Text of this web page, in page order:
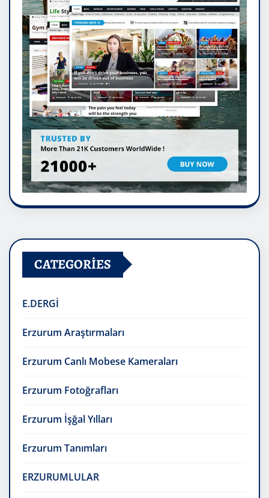
CATEGORIES
E.DERGİ
Erzurum Araştırmaları
Erzurum Canlı Mobese Kameraları
Erzurum Fotoğrafları
Erzurum İşğal Yılları
Erzurum Tanımları
ERZURUMLULAR